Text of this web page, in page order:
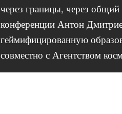
через границы, через
конференции Антон
геймифицированную
совместно с Агентством